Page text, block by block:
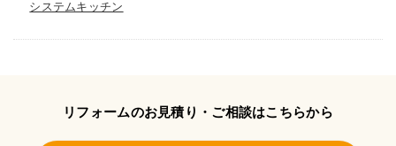
システムキッチン
リフォームのお見積り・ご相談はこちらから